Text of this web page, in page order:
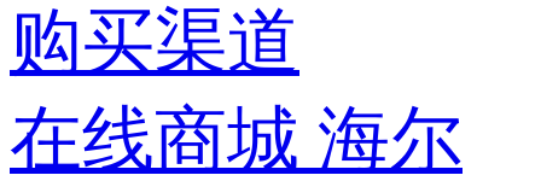
购买渠道
在线商城 海尔